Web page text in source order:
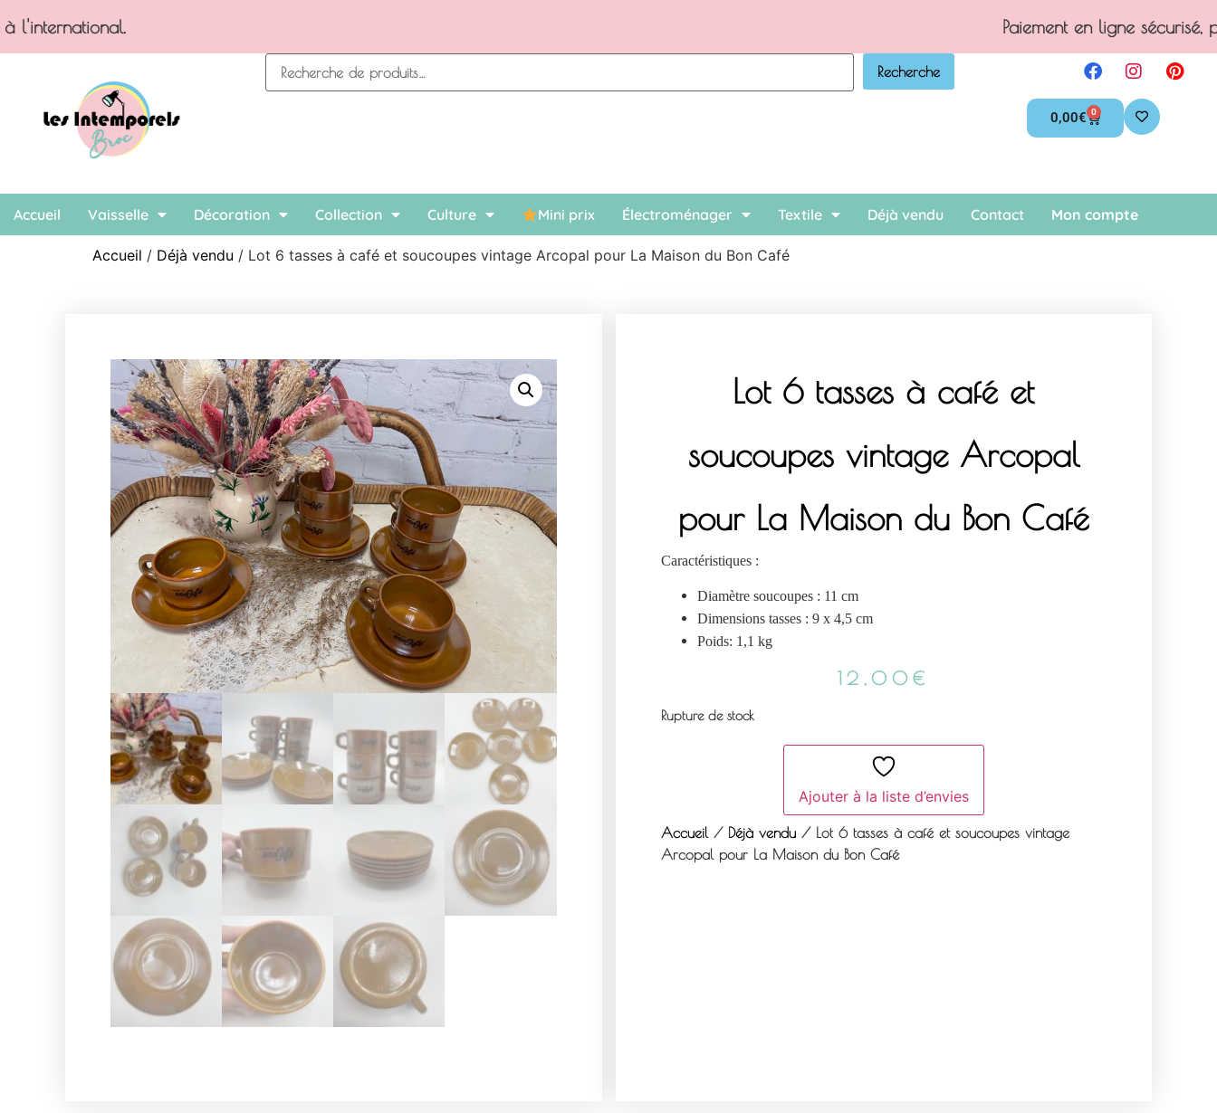
Recherche
0,00€ 0
Accueil Vaisselle Décoration Collection Culture Mini prix Électroménager Textile Déjà vendu Contact Mon compte
Accueil / Déjà vendu / Lot 6 tasses à café et soucoupes vintage Arcopal pour La Maison du Bon Café
Lot 6 tasses à café et
soucoupes vintage Arcopal
pour La Maison du Bon Café
Caractéristiques :
Diamètre soucoupes : 11 cm
Dimensions tasses : 9 x 4,5 cm
Poids: 1,1 kg
12,00 €
Rupture de stock
Ajouter à la liste d’envies
Accueil/ Déjà vendu/ Lot 6 tasses à café et soucoupes vintage
Arcopal pour La Maison du Bon Café